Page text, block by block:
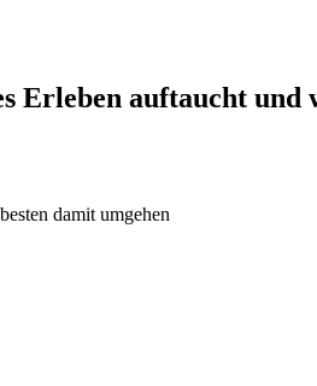
Erleben auftaucht
damit umgehen